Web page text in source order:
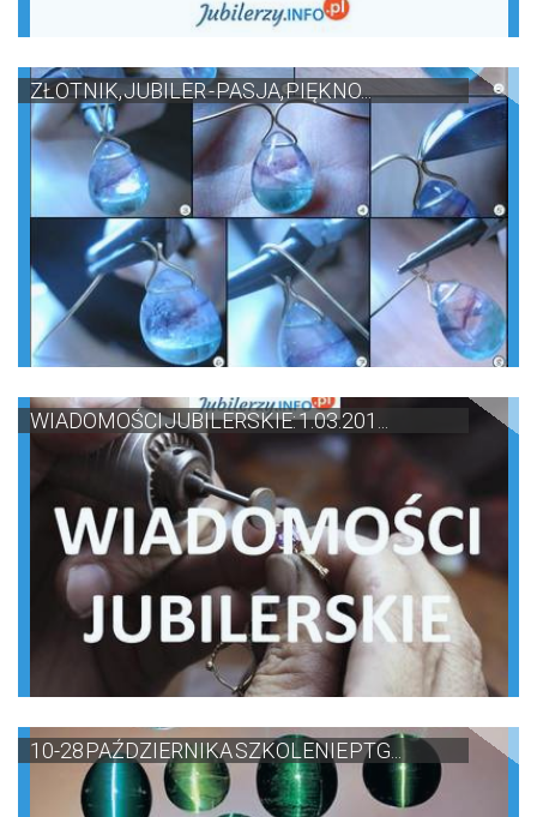
ZŁOTNIK, JUBILER - PASJA, PIĘKNO...
WIADOMOŚCI JUBILERSKIE: 1.03.201...
10-28 PAŹDZIERNIKA SZKOLENIE PTG...